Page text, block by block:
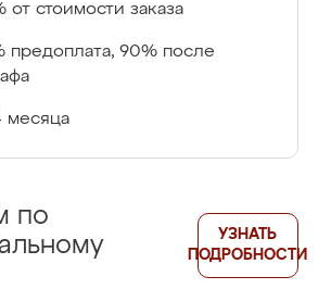
от стоимости заказа
предоплата, 90% после
месяца
по
УЗНАТЬ
ПОДРОБНОСТИ